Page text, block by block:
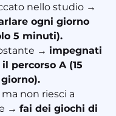
nello studio →
ogni giorno
5 minuti).
→ impegnati
percorso A (15
ma non riesci a
→ fai dei giochi di